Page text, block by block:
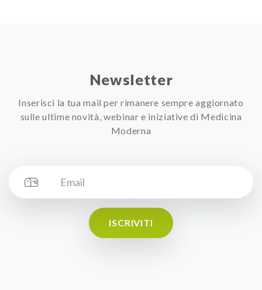
Newsletter
Inserisci la tua mail per rimanere sempre aggiornato
sulle ultime novità, webinar e iniziative di Medicina
Moderna
ISCRIVITI